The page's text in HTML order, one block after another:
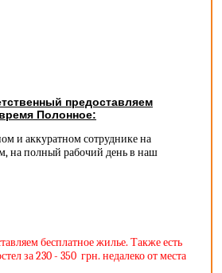
предоставляем
Полонное:
и аккуратном сотруднике на
на полный рабочий день в наш
бесплатное жилье. Также есть
за 230 - 350 грн. недалеко от места